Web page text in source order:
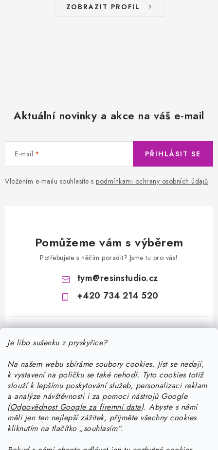
Je libo sušenku z pryskyřice?
Na našem webu sbíráme soubory cookies. Jíst se nedají,
k vystavení na poličku se také nehodí. Tyto cookies totiž
slouží k lepšímu poskytování služeb, personalizaci reklam
a analýze návštěvnosti i za pomoci nástrojů Google
(Odpovědnost Google za firemní data). Abyste s námi
měli jen ten nejlepší zážitek, přijměte všechny cookies
kliknutím na tlačítko „souhlasím“.
ZOBRAZIT PROFIL
Aktuální novinky a akce na váš e-mail
E-mail
Vložením e-mailu souhlasíte s podmínkami ochrany osobních údajů
PŘIHLÁSIT SE
Pomůžeme vám s výběrem
Potřebujete s něčím poradit? Jsme tu pro vás!
tym@resinstudio.cz
+420 734 214 520
Informace pro vás
Doprava a platba
Jak pracovat s pryskyřicí